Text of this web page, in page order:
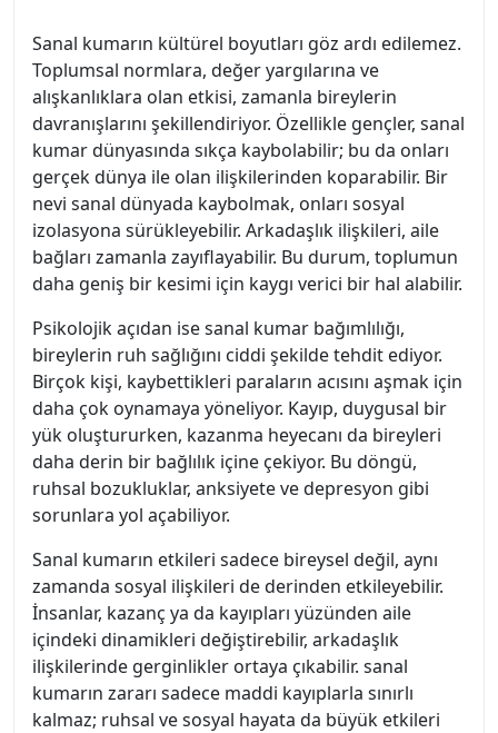
Sanal kumarın kültürel boyutları göz ardı edilemez.
Toplumsal normlara, değer yargılarına ve
alışkanlıklara olan etkisi, zamanla bireylerin
davranışlarını şekillendiriyor. Özellikle gençler, sanal
kumar dünyasında sıkça kaybolabilir; bu da onları
gerçek dünya ile olan ilişkilerinden koparabilir. Bir
nevi sanal dünyada kaybolmak, onları sosyal
izolasyona sürükleyebilir. Arkadaşlık ilişkileri, aile
bağları zamanla zayıflayabilir. Bu durum, toplumun
daha geniş bir kesimi için kaygı verici bir hal alabilir.
Psikolojik açıdan ise sanal kumar bağımlılığı,
bireylerin ruh sağlığını ciddi şekilde tehdit ediyor.
Birçok kişi, kaybettikleri paraların acısını aşmak için
daha çok oynamaya yöneliyor. Kayıp, duygusal bir
yük oluştururken, kazanma heyecanı da bireyleri
daha derin bir bağlılık içine çekiyor. Bu döngü,
ruhsal bozukluklar, anksiyete ve depresyon gibi
sorunlara yol açabiliyor.
Sanal kumarın etkileri sadece bireysel değil, aynı
zamanda sosyal ilişkileri de derinden etkileyebilir.
İnsanlar, kazanç ya da kayıpları yüzünden aile
içindeki dinamikleri değiştirebilir, arkadaşlık
ilişkilerinde gerginlikler ortaya çıkabilir. sanal
kumarın zararı sadece maddi kayıplarla sınırlı
kalmaz; ruhsal ve sosyal hayata da büyük etkileri